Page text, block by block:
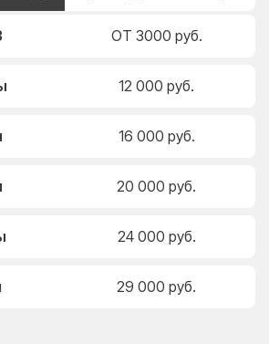
ОТ 3000 руб.
12 000 руб.
16 000 руб.
20 000 руб.
24 000 руб.
29 000 руб.